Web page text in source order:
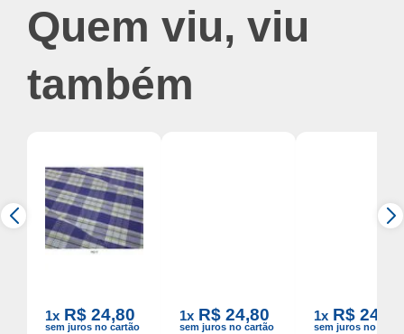
Quem viu, viu
também
Xadrez Est.05/2
1x R$ 24,80
sem juros no cartão
Xadrez Est.06/1
1x R$ 24,80
sem juros no cartão
Xadrez Est.11/1
1x R$ 24,80
sem juros no